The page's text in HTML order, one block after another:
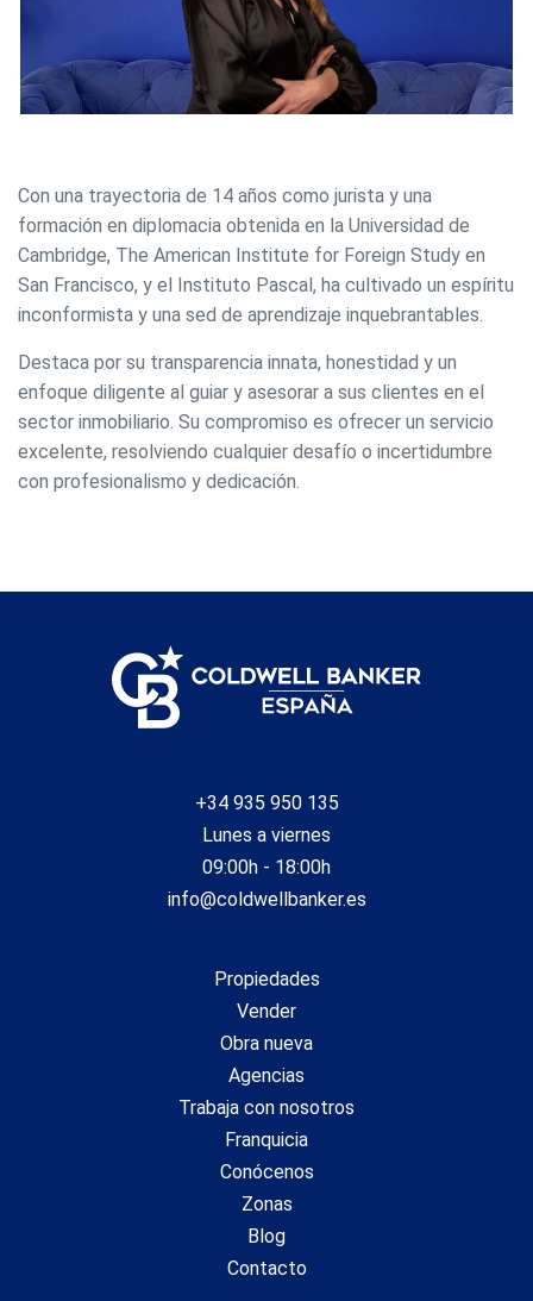
Con una trayectoria de 14 años como jurista y una
formación en diplomacia obtenida en la Universidad de
Cambridge, The American Institute for Foreign Study en
San Francisco, y el Instituto Pascal, ha cultivado un espíritu
inconformista y una sed de aprendizaje inquebrantables.
Destaca por su transparencia innata, honestidad y un
enfoque diligente al guiar y asesorar a sus clientes en el
sector inmobiliario. Su compromiso es ofrecer un servicio
excelente, resolviendo cualquier desafío o incertidumbre
con profesionalismo y dedicación.
+34 935 950 135
Lunes a viernes
09:00h - 18:00h
info@coldwellbanker.es
Propiedades
Vender
Obra nueva
Agencias
Trabaja con nosotros
Franquicia
Conócenos
Zonas
Blog
Contacto
Modificar cookies
Técnicas y funcionales
Siempre activas
Este sitio web utiliza Cookies propias para recopilar
información con la finalidad de mejorar nuestros servicios.
Si continua navegando, supone la aceptación de la
instalación de las mismas. El usuario tiene la posibilidad
de configurar su navegador pudiendo, si así lo desea,
impedir que sean instaladas en su disco duro, aunque
deberá tener en cuenta que dicha acción podrá ocasionar
dificultades de navegación de la página web.
Permiten realizar el seguimiento y análisis del
utiliza en la medición de la actividad de la web para la
elaboración de perfiles de navegación de los usuarios con
el fin de introducir mejoras en función del análisis de los
datos de uso que hacen los usuarios del servicio. Permiten
guardar la información de preferencia del usuario para
Marketing y publicidad
Estas cookies son utilizadas para almacenar información
a través de la observación continuada de sus hábitos de